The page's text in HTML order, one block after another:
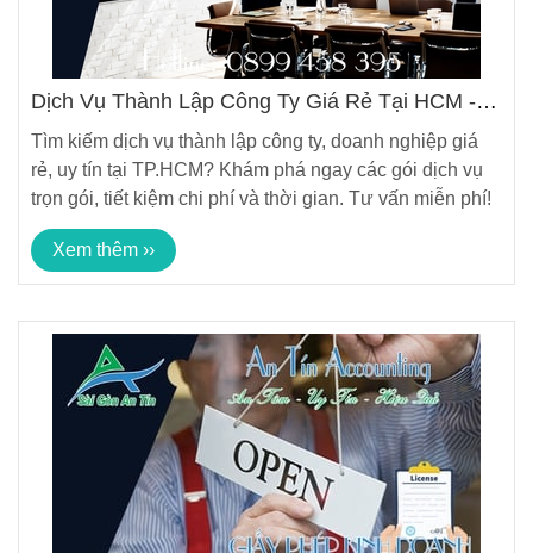
Dịch Vụ Thành Lập Công Ty Giá Rẻ Tại HCM -
Tìm kiếm dịch vụ thành lập công ty, doanh nghiệp giá
rẻ, uy tín tại TP.HCM? Khám phá ngay các gói dịch vụ
trọn gói, tiết kiệm chi phí và thời gian. Tư vấn miễn phí!
Xem thêm ››